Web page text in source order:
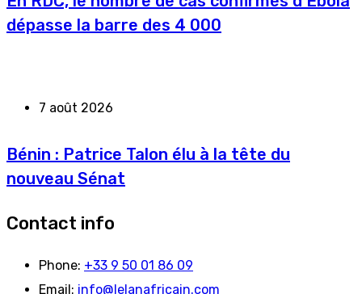
dépasse la barre des 4 000
7 août 2026
Bénin : Patrice Talon élu à la tête du
nouveau Sénat
Contact info
Phone: +33 9 50 01 86 09
Email: info@lelanafricain.com